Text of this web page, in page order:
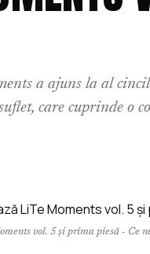
a ajuns la al
care cuprinde o
vol. 5 și prima piesă - Ce